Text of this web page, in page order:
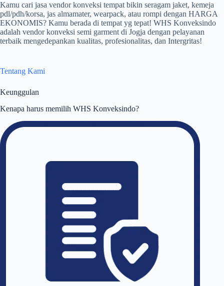
Kamu cari jasa vendor konveksi tempat bikin seragam jaket, kemeja
pdl/pdh/korsa, jas almamater, wearpack, atau rompi dengan HARGA
EKONOMIS? Kamu berada di tempat yg tepat! WHS Konveksindo
adalah vendor konveksi semi garment di Jogja dengan pelayanan
terbaik mengedepankan kualitas, profesionalitas, dan Intergritas!
Tentang Kami
Keunggulan
Kenapa harus memilih WHS Konveksindo?